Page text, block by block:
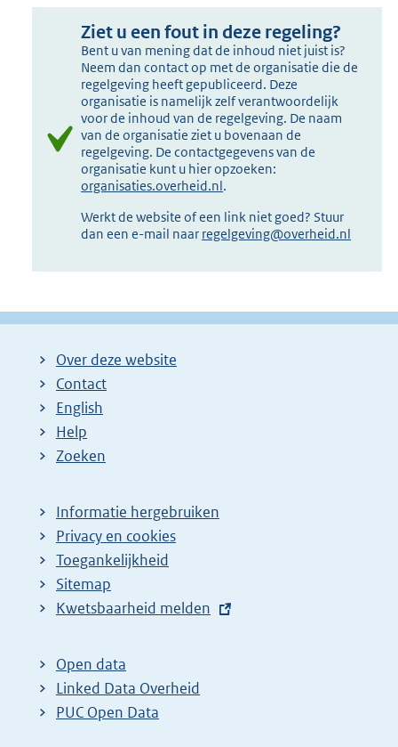
Ziet u een fout in deze regeling?
Bent u van mening dat de inhoud niet juist is?
Neem dan contact op met de organisatie die de
regelgeving heeft gepubliceerd. Deze
organisatie is namelijk zelf verantwoordelijk
voor de inhoud van de regelgeving. De naam
van de organisatie ziet u bovenaan de
regelgeving. De contactgegevens van de
organisatie kunt u hier opzoeken:
organisaties.overheid.nl.
Werkt de website of een link niet goed? Stuur
dan een e-mail naar regelgeving@overheid.nl
Over deze website
Contact
English
Help
Zoeken
Informatie hergebruiken
Privacy en cookies
Toegankelijkheid
Sitemap
E
t
e
r
Kwetsbaarheid melden
Open data
Linked Data Overheid
PUC Open Data